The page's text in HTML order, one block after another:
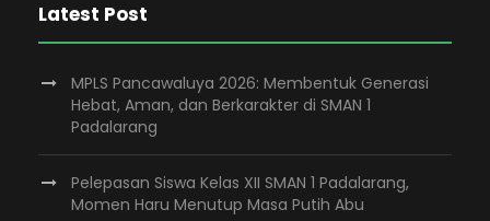
Latest Post
MPLS Pancawaluya 2026: Membentuk Generasi
Hebat, Aman, dan Berkarakter di SMAN 1
Padalarang
Pelepasan Siswa Kelas XII SMAN 1 Padalarang,
Momen Haru Menutup Masa Putih Abu